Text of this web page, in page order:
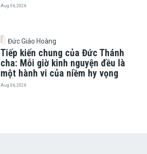
Aug 06, 2026
Đức Giáo Hoàng
Tiếp kiến chung của Đức Thánh
cha: Mỗi giờ kinh nguyện đều là
một hành vi của niềm hy vọng
Aug 06, 2026